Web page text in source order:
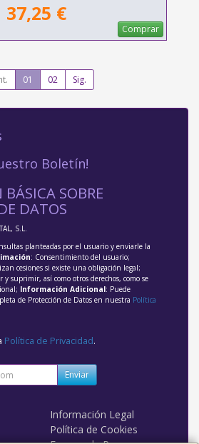
37,25 €
Comprar
01 02 Sig.
Boletín!
SOBRE
DATOS
S.L.
planteadas por el usuario y enviarle la
: Consentimiento del usuario;
cesiones si existe una obligación legal;
y suprimir, así como otros derechos, como se
Información Adicional: Puede
de Protección de Datos en nuestra Política
Política de Privacidad.
Enviar
Información Legal
Política de Cookies